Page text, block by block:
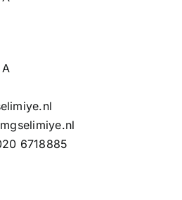
6718885